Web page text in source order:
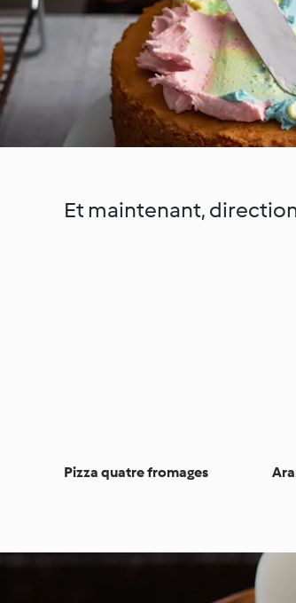
Et maintenant,
Pizza quatre fromages